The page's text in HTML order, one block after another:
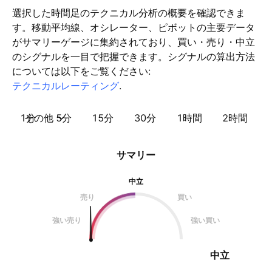
選択した時間足のテクニカル分析の概要を確認できま
す。移動平均線、オシレーター、ピボットの主要データ
がサマリーゲージに集約されており、買い・売り・中立
のシグナルを一目で把握できます。シグナルの算出方法
については以下をご覧ください:
テクニカルレーティング.
1分 5分 15分 30分 1時間 2時間
その他
サマリー
中立
売り
買い
強い売り 強い買い
中立